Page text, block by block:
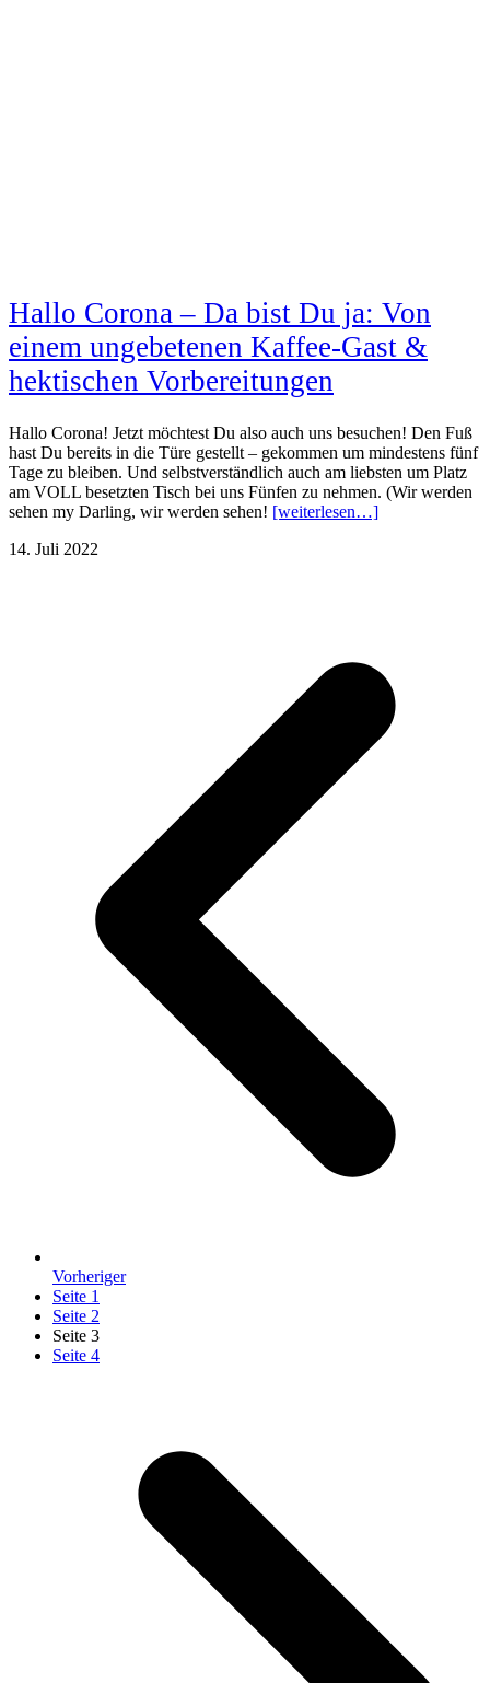
Hallo Corona – Da bist Du ja: Von
einem ungebetenen Kaffee-Gast &
hektischen Vorbereitungen
Hallo Corona! Jetzt möchtest Du also auch uns besuchen! Den Fuß
hast Du bereits in die Türe gestellt – gekommen um mindestens fünf
Tage zu bleiben. Und selbstverständlich auch am liebsten um Platz
am VOLL besetzten Tisch bei uns Fünfen zu nehmen. (Wir werden
sehen my Darling, wir werden sehen! [weiterlesen…]
14. Juli 2022
Vorheriger
Seite 1
Seite 2
Seite 3
Seite 4